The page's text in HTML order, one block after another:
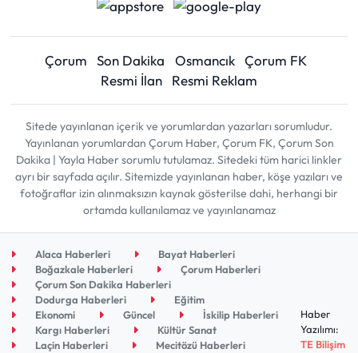
Çorum Son Dakika Osmancık Çorum FK
Resmi İlan
Resmi Reklam
Sitede yayınlanan içerik ve yorumlardan yazarları sorumludur.
Yayınlanan yorumlardan Çorum Haber, Çorum FK, Çorum Son
Dakika | Yayla Haber sorumlu tutulamaz. Sitedeki tüm harici linkler
ayrı bir sayfada açılır. Sitemizde yayınlanan haber, köşe yazıları ve
fotoğraflar izin alınmaksızın kaynak gösterilse dahi, herhangi bir
ortamda kullanılamaz ve yayınlanamaz
Alaca Haberleri
Bayat Haberleri
Boğazkale Haberleri
Çorum Haberleri
Çorum Son Dakika Haberleri
Dodurga Haberleri
Eğitim
Ekonomi
Güncel
İskilip Haberleri
Kargı Haberleri
Kültür Sanat
Laçin Haberleri
Mecitözü Haberleri
Haber
Yazılımı:
TE Bilişim